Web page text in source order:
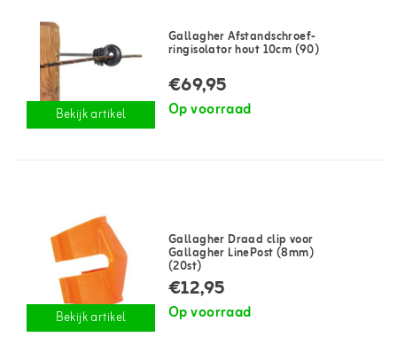
Bekijk artikel
Gallagher Afstandschroef-
ringisolator hout 10cm (90)
€69,95
Op voorraad
Bekijk artikel
Gallagher Draad clip voor
Gallagher LinePost (8mm)
(20st)
€12,95
Op voorraad